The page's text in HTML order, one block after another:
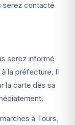
serez contacté
serez informé
la préfecture. Il
la carte dès sa
à Tours,